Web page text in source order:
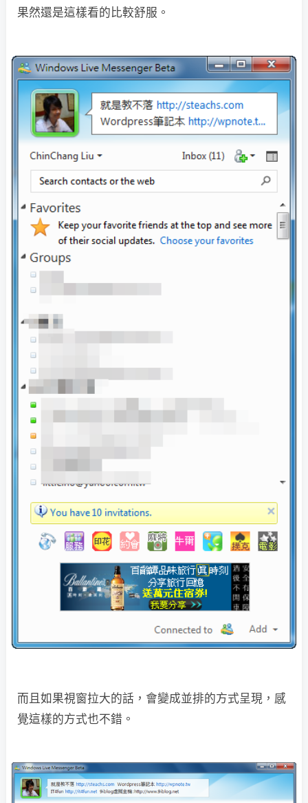
果然還是這樣看的比較舒服。
而且如果視窗拉大的話，會變成並排的方式呈現，感
覺這樣的方式也不錯。